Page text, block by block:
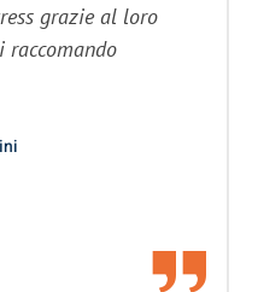
grazie al loro
raccomando